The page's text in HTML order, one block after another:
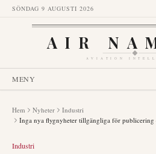
SÖNDAG 9 AUGUSTI 2026
AIR
AVIATION
MENY
Hem Nyheter
Industri
Inga nya flygnyheter tillgängliga för publicering
Industri